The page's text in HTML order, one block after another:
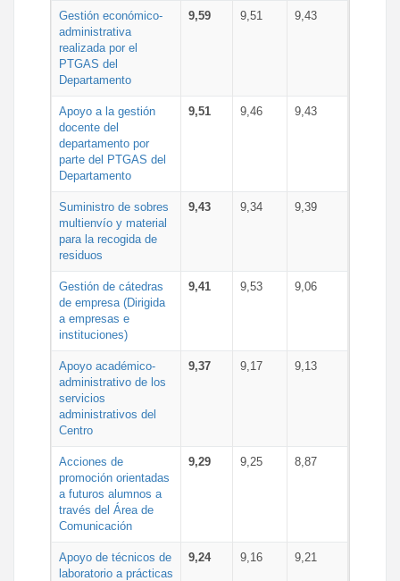
Gestión económico-
administrativa
realizada por el
PTGAS del
Departamento
9,59 9,51 9,43
Apoyo a la gestión
docente del
departamento por
parte del PTGAS del
Departamento
9,51 9,46 9,43
Suministro de sobres
multienvío y material
para la recogida de
residuos
9,43 9,34 9,39
Gestión de cátedras
de empresa (Dirigida
a empresas e
instituciones)
9,41 9,53 9,06
Apoyo académico-
administrativo de los
servicios
administrativos del
Centro
9,37 9,17 9,13
Acciones de
promoción orientadas
a futuros alumnos a
través del Área de
Comunicación
9,29 9,25 8,87
Apoyo de técnicos de
laboratorio a prácticas
9,24 9,16 9,21